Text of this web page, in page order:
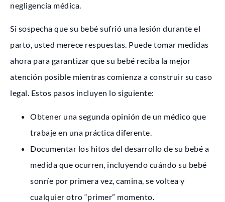
negligencia médica.
Si sospecha que su bebé sufrió una lesión durante el
parto, usted merece respuestas. Puede tomar medidas
ahora para garantizar que su bebé reciba la mejor
atención posible mientras comienza a construir su caso
legal. Estos pasos incluyen lo siguiente:
Obtener una segunda opinión de un médico que
trabaje en una práctica diferente.
Documentar los hitos del desarrollo de su bebé a
medida que ocurren, incluyendo cuándo su bebé
sonríe por primera vez, camina, se voltea y
cualquier otro “primer” momento.